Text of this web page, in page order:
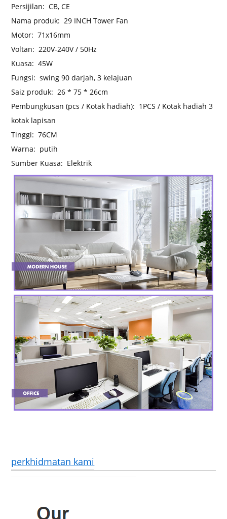
Persijilan: CB, CE
Nama produk: 29 INCH Tower Fan
Motor: 71x16mm
Voltan: 220V-240V / 50Hz
Kuasa: 45W
Fungsi: swing 90 darjah, 3 kelajuan
Saiz produk: 26 * 75 * 26cm
Pembungkusan (pcs / Kotak hadiah): 1PCS / Kotak hadiah 3
kotak lapisan
Tinggi: 76CM
Warna: putih
Sumber Kuasa: Elektrik
perkhidmatan kami